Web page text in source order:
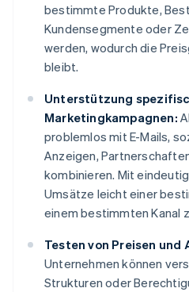
bestimmte Produkte,
Kundensegmente oder
werden, wodurch die
bleibt.
Unterstützung
Marketingkampagnen:
problemlos mit E-Mails,
Anzeigen,
kombinieren. Mit
Umsätze leicht einer
einem bestimmten Kanal
Testen von Preisen und
Unternehmen können
Strukturen oder